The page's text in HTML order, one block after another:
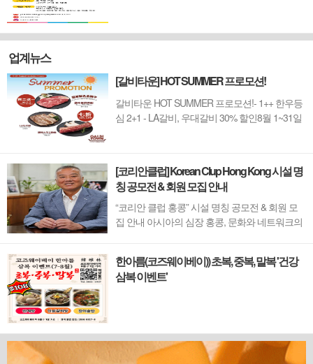
업계뉴스
[갈비타운] HOT SUMMER 프로모션!
갈비타운 HOT SUMMER 프로모션!- 1++ 한우등
심 2+1 - LA갈비, 우대갈비 30% 할인8월 1~31일
[코리안클럽] Korean Clup Hong Kong 시설 명
칭 공모전 & 회원 모집 안내
“코리안 클럽 홍콩” 시설 명칭 공모전 & 회원 모
집 안내 아시아의 심장 홍콩, 문화와 네트워크의
홍콩. 이 역동적인 글로벌 허브의 중심에서 한국
의 깊이 있는 문화유산과 세계적 감각을 잇는 새
한아름(코즈웨이베이)) 초복, 중복, 말복 '건강
삼복 이벤트'